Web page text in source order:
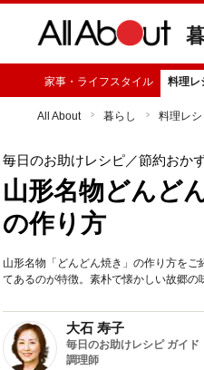
家事・ライフスタイル 料理レ
All About 暮らし 料理レ
毎日のお助けレシピ／節約おか
山形名物どんど
の作り方
山形名物「どんどん焼き」の作り方を
てあるのが特徴。素朴で懐かしい故郷の
大石 寿子
毎日のお助けレシピ ガイド
調理師